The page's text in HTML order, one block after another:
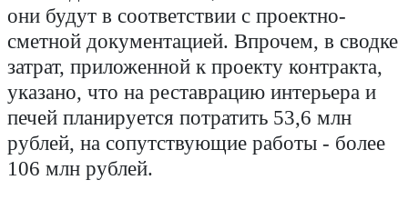
они будут в соответствии с проектно-
сметной документацией. Впрочем, в сводке
затрат, приложенной к проекту контракта,
указано, что на реставрацию интерьера и
печей планируется потратить 53,6 млн
рублей, на сопутствующие работы - более
106 млн рублей.